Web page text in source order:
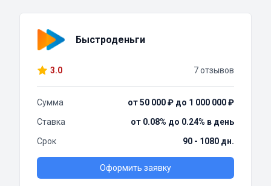
Быстроденьги
3.0 7 отзывов
Сумма
от 50 000 ₽ до 1 000 000 ₽
Ставка
от 0.08% до 0.24% в день
Срок
90 - 1080 дн.
Оформить заявку